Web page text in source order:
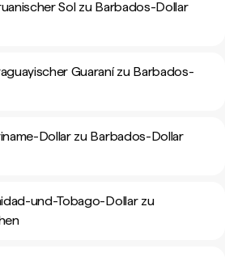
Sol zu Barbados-Dollar
Guaraní zu Barbados-
Dollar zu Barbados-Dollar
und-Tobago-Dollar zu